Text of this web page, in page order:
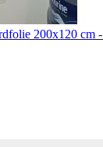
200x120 cm